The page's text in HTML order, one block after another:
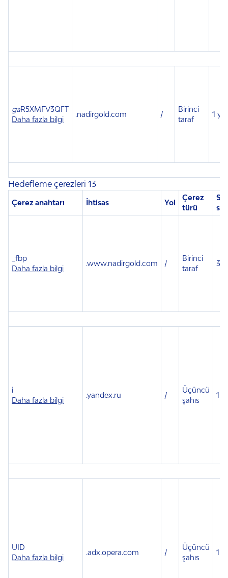
gaR5XMFV3QFT
Daha fazla bilgi
.nadirgold.com /
Birinci
taraf
1 yıl
Hedefleme çerezleri 13
Çerez anahtarı İhtisas Yol
Çerez
türü
_fbp
Daha fazla bilgi
.www.nadirgold.com /
Birinci
taraf
3
i
Daha fazla bilgi
.yandex.ru /
Üçüncü
şahıs
1
UID
Daha fazla bilgi
.adx.opera.com /
Üçüncü
şahıs
1 yıl